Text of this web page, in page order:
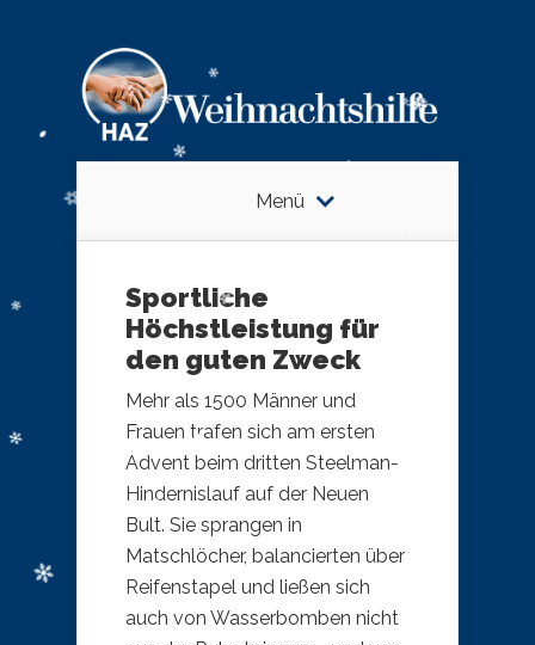
Menü
Sportliche
Höchstleistung für
den guten Zweck
Mehr als 1500 Männer und
Frauen trafen sich am ersten
Advent beim dritten Steelman-
Hindernislauf auf der Neuen
Bult. Sie sprangen in
Matschlöcher, balancierten über
Reifenstapel und ließen sich
auch von Wasserbomben nicht